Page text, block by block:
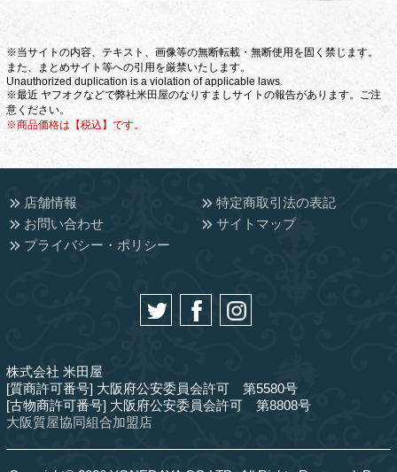
※当サイトの内容、テキスト、画像等の無断転載・無断使用を固く禁じます。
また、まとめサイト等への引用を厳禁いたします。
Unauthorized duplication is a violation of applicable laws.
※最近 ヤフオクなどで弊社米田屋のなりすましサイトの報告があります。ご注
意ください。
※商品価格は【税込】です。
店舗情報
特定商取引法の表記
お問い合わせ
サイトマップ
プライバシー・ポリシー
株式会社 米田屋
[質商許可番号] 大阪府公安委員会許可 第5580号
[古物商許可番号] 大阪府公安委員会許可 第8808号
大阪質屋協同組合加盟店